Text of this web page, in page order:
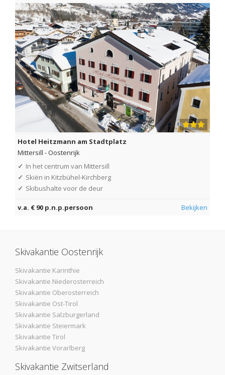
Hotel Heitzmann am Stadtplatz
Mittersill -Oostenrijk
✓ In het centrum van Mittersill
✓ Skiën in Kitzbühel-Kirchberg
✓ Skibushalte voor de deur
v.a. € 90 p.n.p.persoon Bekijken
Skivakantie Oostenrijk
Skivakantie Karinthie
Skivakantie Niederosterreich
Skivakantie Oberosterreich
Skivakantie Ost-Tirol
Skivakantie Salzburgerland
Skivakantie Steiermark
Skivakantie Tirol
Skivakantie Vorarlberg
Skivakantie Zwitserland